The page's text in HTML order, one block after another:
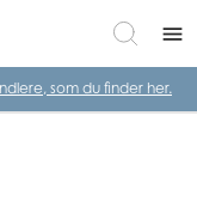
menu
som du finder her.